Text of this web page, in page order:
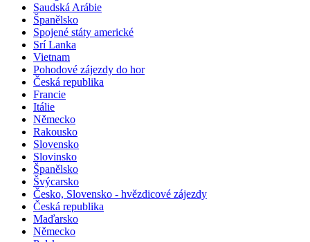
Saudská Arábie
Španělsko
Spojené státy americké
Srí Lanka
Vietnam
Pohodové zájezdy do hor
Česká republika
Francie
Itálie
Německo
Rakousko
Slovensko
Slovinsko
Španělsko
Švýcarsko
Česko, Slovensko - hvězdicové zájezdy
Česká republika
Maďarsko
Německo